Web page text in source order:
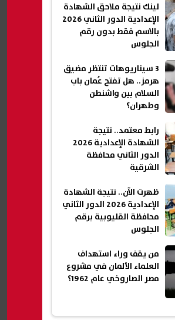
لينك نتيجة ملاحق الشهادة
الإعدادية الدور الثاني 2026
بالاسم فقط بدون رقم
الجلوس
3 سيناريوهات تنتظر مضيق
هرمز.. هل تفتح عُمان باب
السلام بين واشنطن
وطهران؟
رابط معتمد.. نتيجة
الشهادة الإعدادية 2026
الدور الثاني محافظة
الشرقية
ظهرت الآن.. نتيجة الشهادة
الإعدادية 2026 الدور الثاني
محافظة القليوبية برقم
الجلوس
من يقف وراء استهداف
العلماء الألمان في مشروع
مصر الصاروخي عام 1962؟